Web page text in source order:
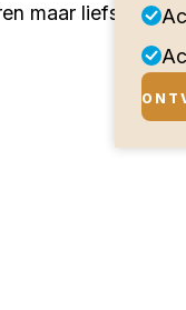
maar liefst vier